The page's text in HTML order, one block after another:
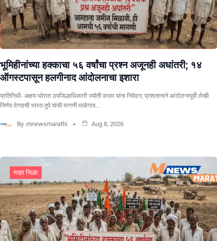
भूमिहीनांच्या हक्काचा ५६ वर्षांचा प्रश्न अजूनही अधांतरी; १४
ऑगस्टपासून हलगीनाद आंदोलनाचा इशारा
प्रतिनिधी- अक्षय थोरात उपजिल्हाधिकारी ज्योती कदम यांना निवेदन; प्रशासनाने आंदोलनापूर्वी लेखी
निर्णय देण्याची भारत तुपे यांची मागणी माळेगाव…
By mnewsmarathi Aug 8, 2026
माझा जिल्हा